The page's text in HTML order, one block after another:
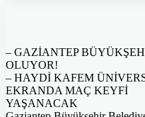
– GAZİANTEP
OLUYOR!
– HAYDİ KAFEM
EKRANDA MAÇ KEYFİ
YAŞANACAK